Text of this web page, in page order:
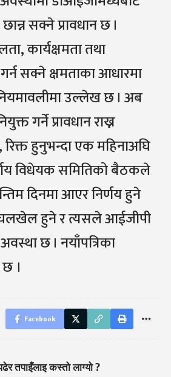
सक्ने प्रावधान छ ।
कार्यक्षमता तथा
सक्ने क्षमताका आधारमा
उल्लेख छ । अब
गर्ने प्रावधान राख्न
हुनुभन्दा एक महिनाअघि
विधेयक समितिको बैठकले
दिनमा आएर निर्णय हुने
चलखेल हुने र त्यसले आईजीपी
छ । नयाँपत्रिका
।
Facebook
तपाइँलाइ कस्तो लाग्यो ?